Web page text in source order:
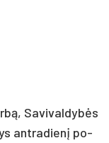
Sa­vi­val­dy­bės
ant­ra­die­nį po­